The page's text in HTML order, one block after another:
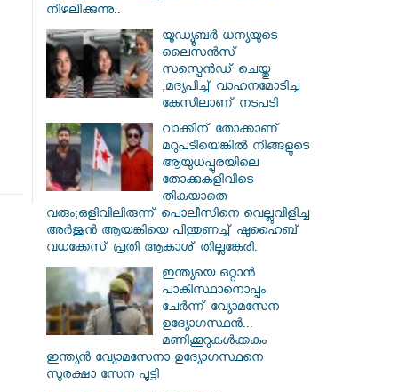
നിഴലിക്കുന്നു..
യൂഡ്യൂബർ ധന്യയുടെ
ലൈസൻസ്
സസ്പെൻഡ് ചെയ്തു
;മദ്യപിച്ച് വാഹനമോടിച്ച
കേസിലാണ് നടപടി
വാക്കിന് തോക്കാണ്
മറുപടിയെങ്കിൽ നിങ്ങളുടെ
ആയുധപ്പുരയിലെ
തോക്കുകളിവിടെ
തികയാതെ
വരും;ഒളിവിലിരുന്ന് പൊലീസിനെ വെല്ലുവിളിച്ച
അർജുൻ ആയങ്കിയെ പിന്തുണച്ച് ഷുഹൈബ്
വധക്കേസ് പ്രതി ആകാശ് തില്ലങ്കേരി.
ഇന്ത്യയെ ഒറ്റാൻ
പാകിസ്ഥാനൊപ്പം
ചേർന്ന് വ്യോമസേന
ഉദ്യോ​ഗസ്ഥൻ...
മണിക്കൂറുകൾക്കകം
ഇന്ത്യൻ വ്യോമസേനാ ഉദ്യോഗസ്ഥനെ
സുരക്ഷാ സേന പൂട്ടി